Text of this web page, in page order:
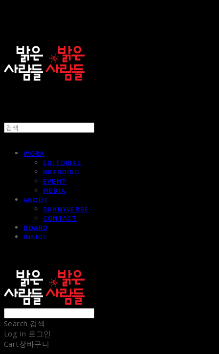
WORK
EDITORIAL
BRANDING
EVENT
MEDIA
ABOUT
SUNNYVERSE
CONTACT
BOARD
INSIDE
Search 검색
Log In 로그인
Cart장바구니